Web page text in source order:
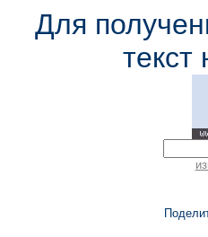
Для
текст